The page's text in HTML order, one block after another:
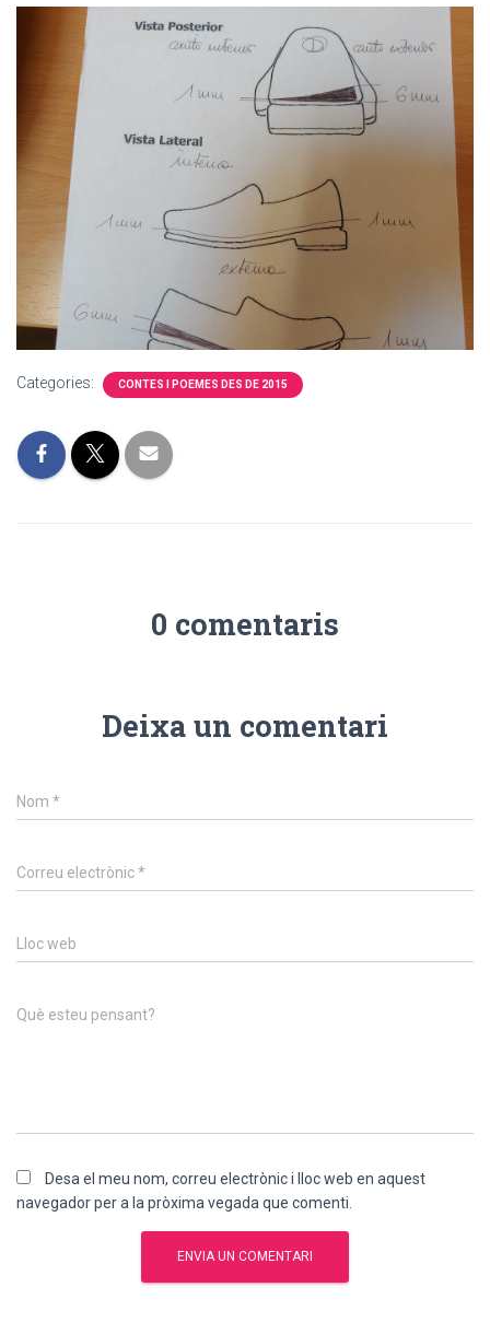
Categories: CONTES I POEMES DES DE 2015
0 comentaris
Deixa un comentari
Nom *
Correu electrònic*
Lloc web
Què esteu pensant?
Desa el meu nom, correu electrònic i lloc web en aquest
navegador per a la pròxima vegada que comenti.